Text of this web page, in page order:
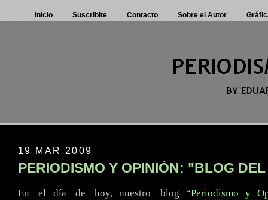
Inicio Suscribite Contacto Sobre el Autor
19 MAR 2009
PERIODISMO Y OPINIÓN: "BLOG
En el día. de hoy, nuestro blog “Periodismo y